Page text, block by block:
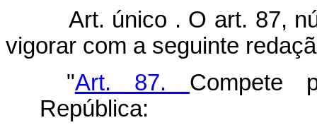
Art. único . O art. 87,
vigorar com a seguinte
"Art. 87. Compete
República: